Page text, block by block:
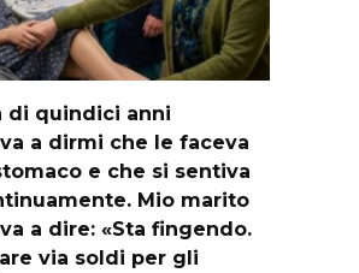
di quindici anni
a dirmi che le faceva
e che si sentiva
Mio marito
a dire: «Sta fingendo.
via soldi per gli